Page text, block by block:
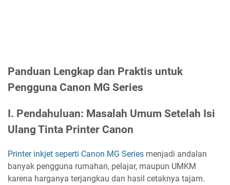
Panduan Lengkap dan Praktis untuk
Pengguna Canon MG Series
I. Pendahuluan: Masalah Umum Setelah Isi
Ulang Tinta Printer Canon
Printer inkjet seperti Canon MG Series menjadi andalan
banyak pengguna rumahan, pelajar, maupun UMKM
karena harganya terjangkau dan hasil cetaknya tajam.